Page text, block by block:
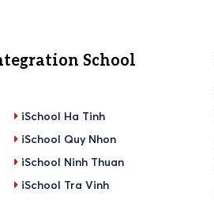
School
iSchool Ha Tinh
iSchool Quy Nhon
iSchool Ninh Thuan
iSchool Tra Vinh